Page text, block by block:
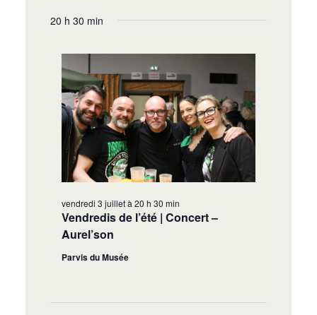
20 h 30 min
Vendredis de l’été | Concert –
Aurel’son
vendredi 3 juillet à 20 h 30 min
Parvis du Musée